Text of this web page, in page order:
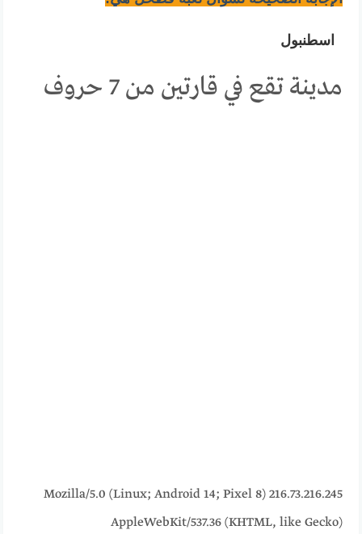
اسطنبول
مدينة تقع في قارتين من 7 حروف
216.73.216.245 Mozilla/5.0 (Linux; Android 14; Pixel 8)
AppleWebKit/537.36 (KHTML, like Gecko)